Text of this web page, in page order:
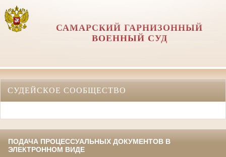
САМАРСКИЙ ГАРНИЗОННЫЙ
ВОЕННЫЙ СУД
СУДЕЙСКОЕ СООБЩЕСТВО
ПОДАЧА ПРОЦЕССУАЛЬНЫХ ДОКУМЕНТОВ В
ЭЛЕКТРОННОМ ВИДЕ